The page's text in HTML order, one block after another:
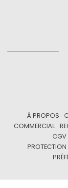
À PROPOS
COMMERCIAL
CGV
PROTECTION